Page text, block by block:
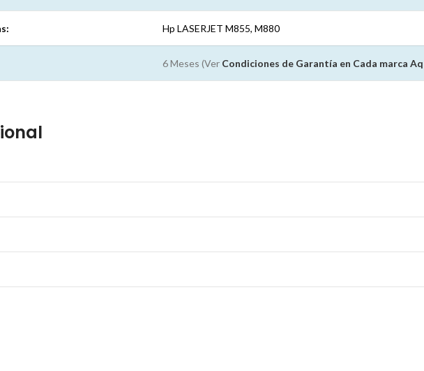
Hp LASERJET M855, M880
6 Meses (Ver Condiciones de Garantía en Cada marca